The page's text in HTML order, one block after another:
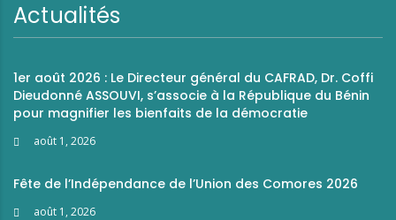
Actualités
1er août 2026 : Le Directeur général du CAFRAD, Dr. Coffi
Dieudonné ASSOUVI, s’associe à la République du Bénin
pour magnifier les bienfaits de la démocratie
août 1, 2026
Fête de l’Indépendance de l’Union des Comores 2026
août 1, 2026